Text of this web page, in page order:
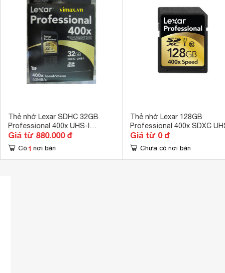
Thẻ nhớ Lexar SDHC 32GB
Professional 400x UHS-I
60MB/s
Giá từ 880.000 đ
Có 1 nơi bán
Thẻ nhớ Lexar 128GB
Professional 400x SDXC
Giá từ 0 đ
Chưa có nơi bán